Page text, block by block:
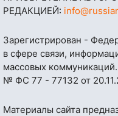
РЕДАКЦИЕЙ:
Зарегистрирован -
в сфере связи,
массовых
№ ФС 77 - 77132 от
Материалы сайта